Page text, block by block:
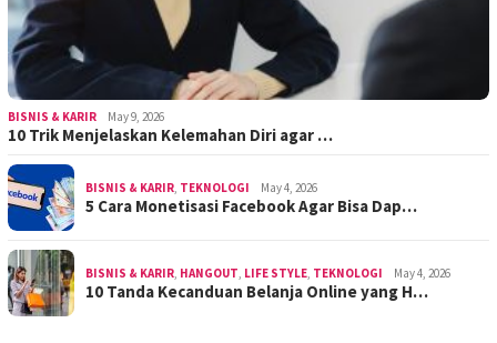
BISNIS & KARIR May 9, 2026
10 Trik Menjelaskan Kelemahan Diri agar …
BISNIS & KARIR, TEKNOLOGI May 4, 2026
5 Cara Monetisasi Facebook Agar Bisa Dap…
BISNIS & KARIR, HANGOUT, LIFE STYLE, TEKNOLOGI May 4, 2026
10 Tanda Kecanduan Belanja Online yang H…